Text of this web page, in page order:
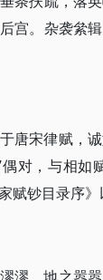
宫。杂袭絫
唐宋律赋，
对，与相如
钞目录序》